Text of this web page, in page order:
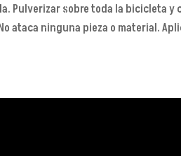
Pulverizar sobre toda la bicicleta
ataca ninguna pieza o material.